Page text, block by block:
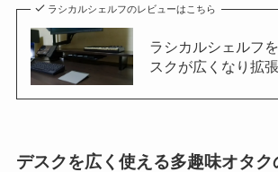
ラシカルシェルフのレビューはこちら
ラシカルシェルフ
スクが広くなり拡
デスクを広く使える多趣味オタク